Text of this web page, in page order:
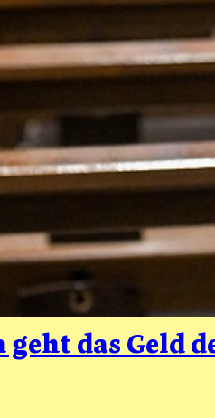
das Geld